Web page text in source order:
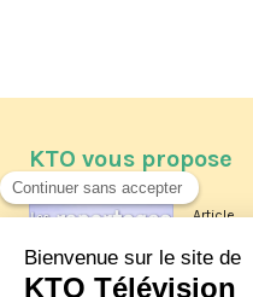
KTO vous propose
Article
Les